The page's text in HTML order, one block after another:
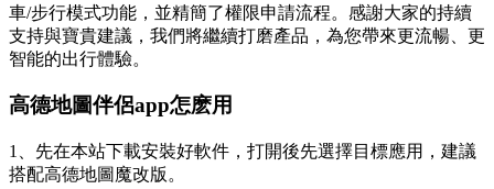
車/步行模式功能，並精簡了權限申請流程。感謝大家的持續
支持與寶貴建議，我們將繼續打磨產品，為您帶來更流暢、更
智能的出行體驗。
高德地圖伴侶app怎麽用
1、先在本站下載安裝好軟件，打開後先選擇目標應用，建議
搭配高德地圖魔改版。